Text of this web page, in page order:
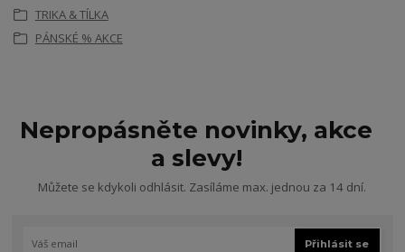
TRIKA & TÍLKA
PÁNSKÉ % AKCE
Nepropásněte novinky, akce
a slevy!
Můžete se kdykoli odhlásit. Zasíláme max. jednou za 14 dní.
Přihlásit se